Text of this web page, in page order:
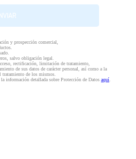
y prospección comercial,
salvo obligación legal.
rectificación, limitación de tratamiento,
de sus datos de carácter personal, así como a la
tratamiento de los mismos.
la información detallada sobre Protección de Datos aquí.